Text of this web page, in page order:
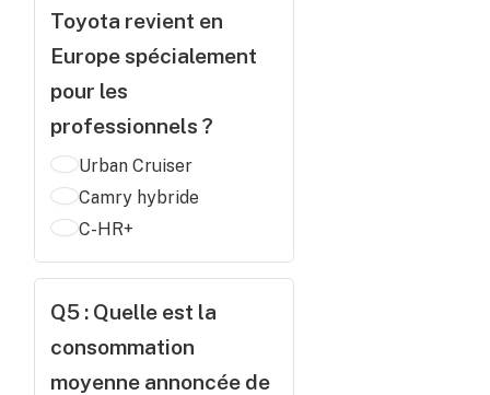
Toyota revient en
Europe spécialement
pour les
professionnels ?
Urban Cruiser
Camry hybride
C-HR+
Q5 : Quelle est la
consommation
moyenne annoncée de